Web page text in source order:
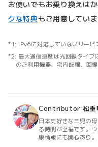
お使いでもお乗り換えはか
クな特典もご用意していま
IPv6に対応していないサービ
最大通信速度は光回線タイプ
のご利用機器、宅内配線、回
Contributor 松重
日本史好きな三児の
る時間が至福です。
康情報にも関心あり。